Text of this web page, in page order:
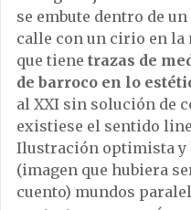
se embute dentro de
calle con un cirio en
que tiene trazas de
de barroco en lo
al XXI sin solución de
existiese el sentido
Ilustración optimista y
(imagen que hubiera
cuento) mundos